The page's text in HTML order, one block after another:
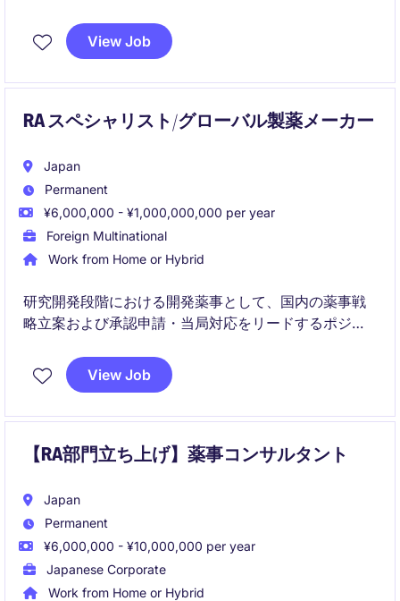
執筆だけでなく、社内外のライターを束ねながら、情
View Job
RA スペシャリスト/グローバル製薬メーカー
Japan
Permanent
¥6,000,000 - ¥1,000,000,000 per year
Foreign Multinational
Work from Home or Hybrid
研究開発段階における開発薬事として、国内の薬事戦
略立案および承認申請・当局対応をリードするポジシ
グローバルチームと連携しながら、申請資料の品質向
View Job
【RA部門立ち上げ】薬事コンサルタント
Japan
Permanent
¥6,000,000 - ¥10,000,000 per year
Japanese Corporate
Work from Home or Hybrid